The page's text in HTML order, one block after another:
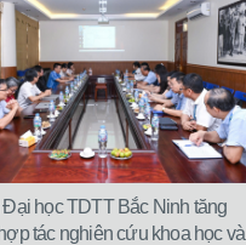
học TDTT Bắc Ninh tăng
tác nghiên cứu khoa học và